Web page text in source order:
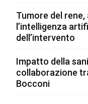
Tumore del rene,
l’intelligenza
dell’intervento
Impatto della
collaborazione
Bocconi